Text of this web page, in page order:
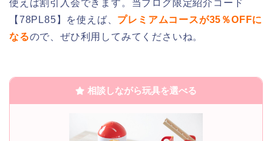
使えば割引入会できます。当ブログ限定紹介コード
【78PL85】を使えば、 プレミアムコースが35％OFFに
なるので、ぜひ利用してみてくださいね。
相談しながら玩具を選べる